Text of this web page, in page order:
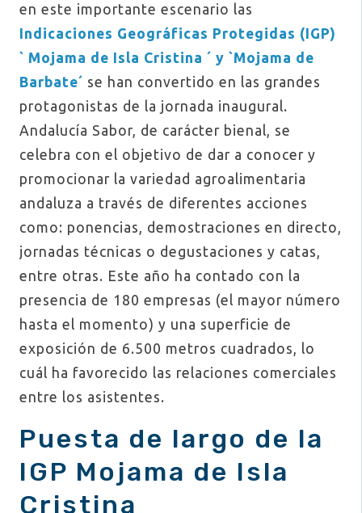
en este importante escenario las
Indicaciones Geográficas Protegidas (IGP)
` Mojama de Isla Cristina ´ y `Mojama de
Barbate´ se han convertido en las grandes
protagonistas de la jornada inaugural.
Andalucía Sabor, de carácter bienal, se
celebra con el objetivo de dar a conocer y
promocionar la variedad agroalimentaria
andaluza a través de diferentes acciones
como: ponencias, demostraciones en directo,
jornadas técnicas o degustaciones y catas,
entre otras. Este año ha contado con la
presencia de 180 empresas (el mayor número
hasta el momento) y una superficie de
exposición de 6.500 metros cuadrados, lo
cuál ha favorecido las relaciones comerciales
entre los asistentes.
Puesta de largo de la
IGP Mojama de Isla
Cristina